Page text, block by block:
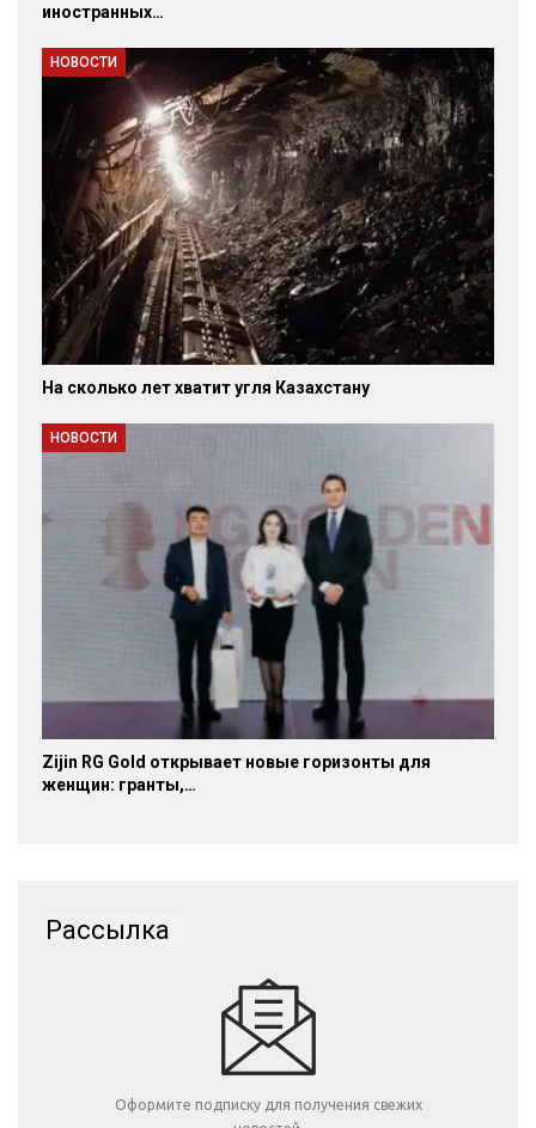
иностранных…
НОВОСТИ
На сколько лет хватит угля Казахстану
НОВОСТИ
Zijin RG Gold открывает новые горизонты для
женщин: гранты,…
Рассылка
Оформите подписку для получения свежих